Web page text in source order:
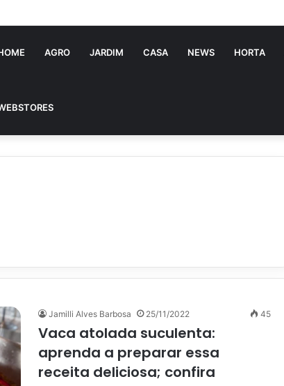
AGRO JARDIM CASA NEWS HORTA
Jamilli Alves Barbosa 25/11/2022 45
Vaca atolada suculenta:
aprenda a preparar essa
receita deliciosa; confira